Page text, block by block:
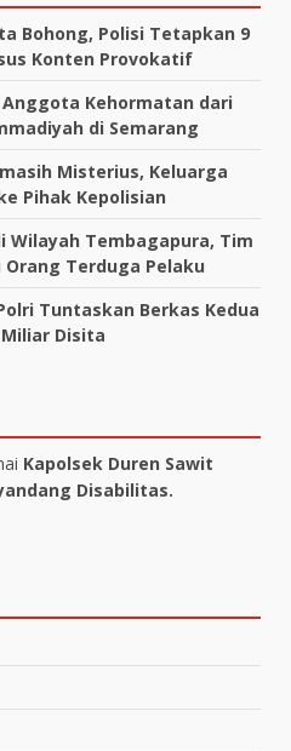
Bohong, Polisi Tetapkan 9
Konten Provokatif
Kehormatan dari
di Semarang
Misterius, Keluarga
Pihak Kepolisian
Wilayah Tembagapura, Tim
Terduga Pelaku
Tuntaskan Berkas Kedua
Miliar Disita
Kapolsek Duren Sawit
Disabilitas.